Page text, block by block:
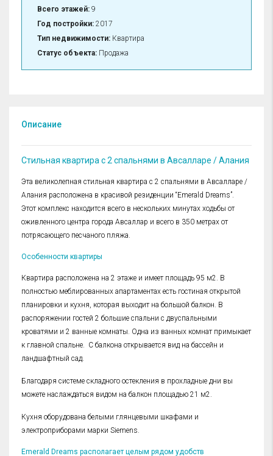
Всего этажей: 9
Год постройки: 2017
Тип недвижимости: Квартира
Статус объекта: Продажа
Описание
Стильная квартира с 2 спальнями в Авсалларе / Алания
Эта великолепная стильная квартира с 2 спальнями в Авсалларе /
Алания расположена в красивой резиденции “Emerald Dreams”.
Этот комплекс находится всего в нескольких минутах ходьбы от
оживленного центра города Авсаллар и всего в 350 метрах от
потрясающего песчаного пляжа.
Особенности квартиры
Квартира расположена на 2 этаже и имеет площадь 95 м2. В
полностью меблированных апартаментах есть гостиная открытой
планировки и кухня, которая выходит на большой балкон. В
распоряжении гостей 2 большие спальни с двуспальными
кроватями и 2 ванные комнаты. Одна из ванных комнат примыкает
к главной спальне. С балкона открывается вид на бассейн и
ландшафтный сад.
Благодаря системе складного остекления в прохладные дни вы
можете наслаждаться видом на балкон площадью 21 м2.
Кухня оборудована белыми глянцевыми шкафами и
электроприборами марки Siemens.
Emerald Dreams располагает целым рядом удобств